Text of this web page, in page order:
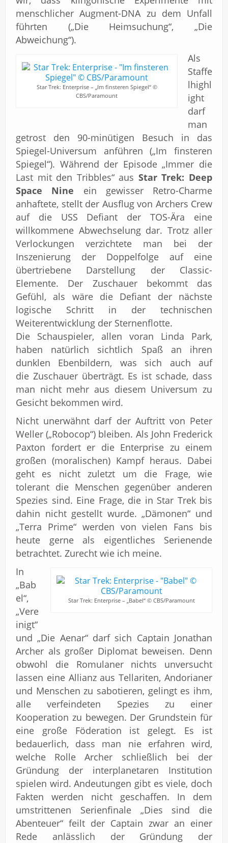
menschlicher Augment-DNA zu dem Unfall
führten („Die Heimsuchung“, „Die
Abweichung“).
Star Trek: Enterprise – „Im finsteren Spiegel“ ©
CBS/Paramount
Als
Staffe
lhighl
ight
darf
man
getrost den 90-minütigen Besuch in das
Spiegel-Universum anführen („Im finsteren
Spiegel“). Während der Episode „Immer die
Last mit den Tribbles“ aus Star Trek: Deep
Space Nine ein gewisser Retro-Charme
anhaftete, stellt der Ausflug von Archers Crew
auf die USS Defiant der TOS-Ära eine
willkommene Abwechselung dar. Trotz aller
Verlockungen verzichtete man bei der
Inszenierung der Doppelfolge auf eine
übertriebene Darstellung der Classic-
Elemente. Der Zuschauer bekommt das
Gefühl, als wäre die Defiant der nächste
logische Schritt in der technischen
Weiterentwicklung der Sternenflotte.
Die Schauspieler, allen voran Linda Park,
haben natürlich sichtlich Spaß an ihren
dunklen Ebenbildern, was sich auch auf
die Zuschauer überträgt. Es ist schade, dass
man nicht mehr aus diesem Universum zu
Gesicht bekommen wird.
Nicht unerwähnt darf der Auftritt von Peter
Weller („Robocop“) bleiben. Als John Frederick
Paxton fordert er die Enterprise zu einem
großen (moralischen) Kampf heraus. Dabei
geht es nicht zuletzt um die Frage, wie
tolerant die Menschen gegenüber anderen
Spezies sind. Eine Frage, die in Star Trek bis
dahin nicht gestellt wurde. „Dämonen“ und
„Terra Prime“ werden von vielen Fans bis
heute gerne als eigentliches Serienende
betrachtet. Zurecht wie ich meine.
Star Trek: Enterprise – „Babel“ © CBS/Paramount
In
„Bab
el“,
„Vere
inigt“
und „Die Aenar“ darf sich Captain Jonathan
Archer als großer Diplomat beweisen. Denn
obwohl die Romulaner nichts unversucht
lassen eine Allianz aus Tellariten, Andorianer
und Menschen zu sabotieren, gelingt es ihm,
alle verfeindeten Spezies zu einer
Kooperation zu bewegen. Der Grundstein für
eine große Föderation ist gelegt. Es ist
bedauerlich, dass man nie erfahren wird,
welche Rolle Archer schließlich bei der
Gründung der interplanetaren Institution
spielen wird. Andeutungen gibt es viele, doch
Fakten werden nicht geschaffen. In dem
umstrittenen Serienfinale „Dies sind die
Abenteuer“ feilt der Captain zwar an einer
Rede anlässlich der Gründung der